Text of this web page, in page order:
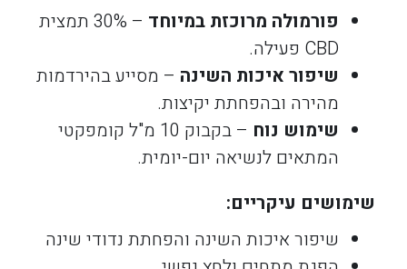
פורמולה מרוכזת במיוחד
– 30% תמצית
CBD פעילה.
שיפור איכות השינה – מסייע בהירדמות
מהירה ובהפחתת יקיצות.
שימוש נוח
– בקבוק 10 מ"ל קומפקטי
המתאים לנשיאה יום-יומית.
שימושים עיקריים:
שיפור איכות השינה והפחתת נדודי שינה